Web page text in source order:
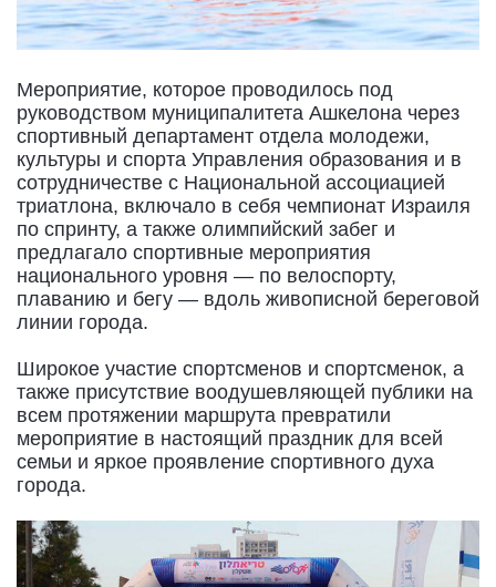
Мероприятие, которое проводилось под
руководством муниципалитета Ашкелона через
спортивный департамент отдела молодежи,
культуры и спорта Управления образования и в
сотрудничестве с Национальной ассоциацией
триатлона, включало в себя чемпионат Израиля
по спринту, а также олимпийский забег и
предлагало спортивные мероприятия
национального уровня — по велоспорту,
плаванию и бегу — вдоль живописной береговой
линии города.
Широкое участие спортсменов и спортсменок, а
также присутствие воодушевляющей публики на
всем протяжении маршрута превратили
мероприятие в настоящий праздник для всей
семьи и яркое проявление спортивного духа
города.